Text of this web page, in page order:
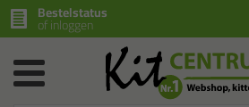
Bestelstatus
of inloggen